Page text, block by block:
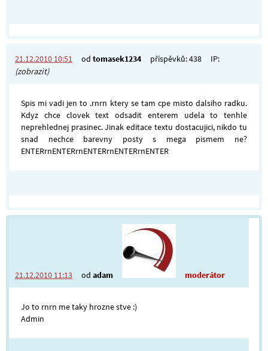
21.12.2010 10:51 od tomasek1234 příspěvků: 438
IP:
(zobrazit)
Spis mi vadi jen to .rnrn ktery se tam cpe misto dalsiho radku.
Kdyz chce clovek text odsadit enterem udela to tenhle
neprehlednej prasinec. Jinak editace textu dostacujici, nikdo tu
snad nechce barevny posty s mega pismem ne?
ENTERrnENTERrnENTERrnENTERrnENTER
21.12.2010 11:13 od adam moderátor
Jo to rnrn me taky hrozne stve :)
Admin